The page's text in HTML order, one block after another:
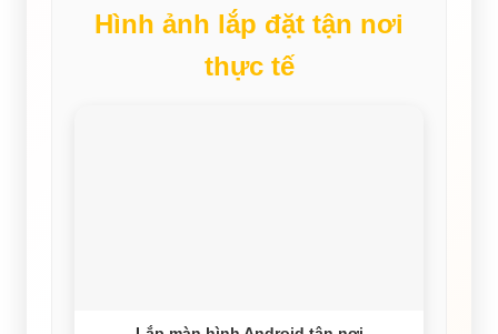
Hình ảnh lắp đặt tận nơi
thực tế